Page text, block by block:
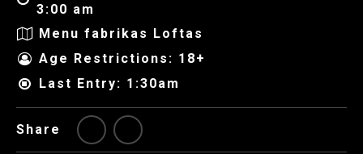
3:00 am
Menu fabrikas Loftas
Age Restrictions: 18+
Last Entry: 1:30am
Share